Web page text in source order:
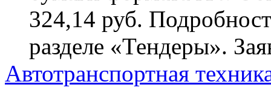
324,14 руб.
разделе «Тендеры».
Автотранспортная